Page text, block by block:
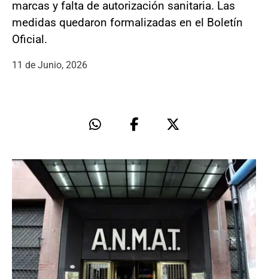
marcas y falta de autorización sanitaria. Las
medidas quedaron formalizadas en el Boletín
Oficial.
11 de Junio, 2026